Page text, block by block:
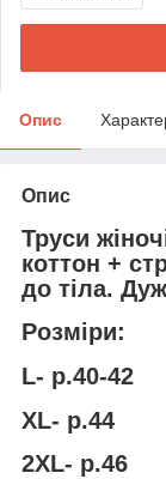
Опис
Опис
Труси
коттон +
до тіла.
Розміри:
L- р.40-42
ХL- р.44
2ХL- р.46